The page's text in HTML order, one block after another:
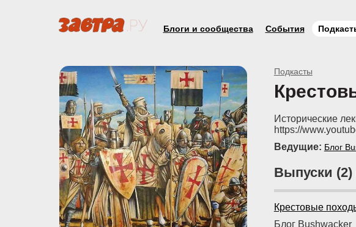
Блоги и сообщества События
Подкасты
Исторические
https://
Ведущие: Блог
Выпуски (2)
Крестовые
Блог Bushwacker